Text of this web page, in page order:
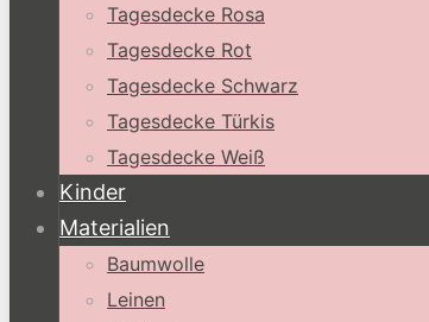
Tagesdecke Rosa
Tagesdecke Rot
Tagesdecke Schwarz
Tagesdecke Türkis
Tagesdecke Weiß
Kinder
Materialien
Baumwolle
Leinen